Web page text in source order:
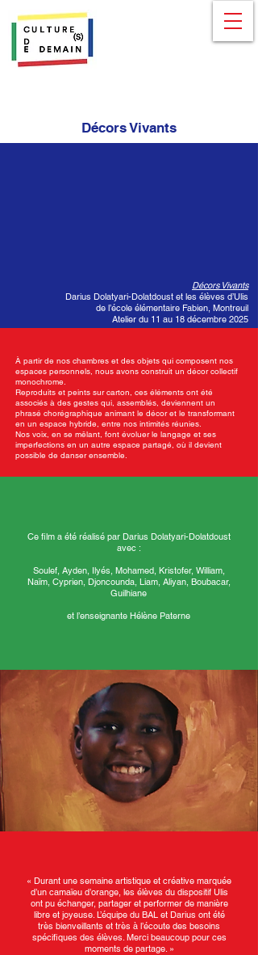
Décors Vivants
Décors Vivants
Darius Dolatyari-Dolatdoust et les élèves d’Ulis
de l’école élémentaire Fabien, Montreuil
Atelier du 11 au 18 décembre 2025
À partir de nos chambres et des objets qui composent nos
espaces personnels, nous avons construit un décor collectif
monochrome.
Reproduits et peints sur carton, ces éléments ont été
associés à des gestes qui, assemblés, deviennent un
phrasé chorégraphique animant le décor et le transformant
en un espace hybride, entre nos intimités réunies.
Nos voix, en se mêlant, font évoluer le langage et ses
imperfections en un autre espace partagé, où il devient
possible de danser ensemble.
Ce film a été réalisé par Darius Dolatyari-Dolatdoust
avec :
Soulef, Ayden, Ilyés, Mohamed, Kristofer, William,
Naïm, Cyprien, Djoncounda, Liam, Aliyan, Boubacar,
Guilhiane
et l’enseignante Hélène Paterne
« Durant une semaine artistique et créative marquée
d’un camaïeu d’orange, les élèves du dispositif Ulis
ont pu échanger, partager et performer de manière
libre et joyeuse. L’équipe du BAL et Darius ont été
très bienveillants et très à l’écoute des besoins
spécifiques des élèves. Merci beaucoup pour ces
moments de partage. »